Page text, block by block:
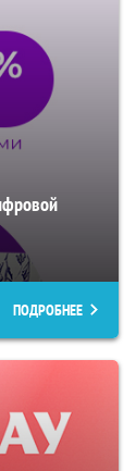
ПОДРОБНЕЕ